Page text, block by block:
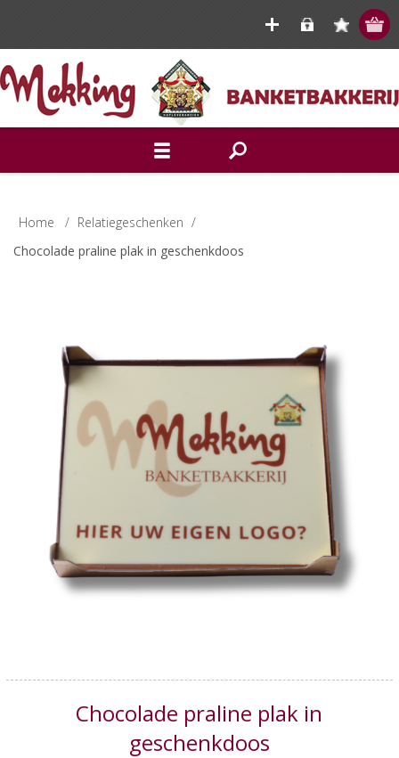
Home / Relatiegeschenken /
Chocolade praline plak in geschenkdoos
Chocolade praline plak in
geschenkdoos